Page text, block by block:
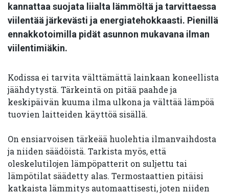
kannattaa suojata liialta lämmöltä ja tarvittaessa
viilentää järkevästi ja energiatehokkaasti. Pienillä
ennakkotoimilla pidät asunnon mukavana ilman
viilentimiäkin.
Kodissa ei tarvita välttämättä lainkaan koneellista
jäähdytystä. Tärkeintä on pitää paahde ja
keskipäivän kuuma ilma ulkona ja välttää lämpöä
tuovien laitteiden käyttöä sisällä.
On ensiarvoisen tärkeää huolehtia ilmanvaihdosta
ja niiden säädöistä. Tarkista myös, että
oleskelutilojen lämpöpatterit on suljettu tai
lämpötilat säädetty alas. Termostaattien pitäisi
katkaista lämmitys automaattisesti, joten niiden